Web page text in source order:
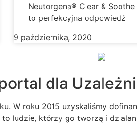
Neutorgena® Clear & Soothe
to perfekcyjna odpowiedź
9 października, 2020
dla
W roku 2015 uzyskaliśmy
ludzie, którzy go tworzą i